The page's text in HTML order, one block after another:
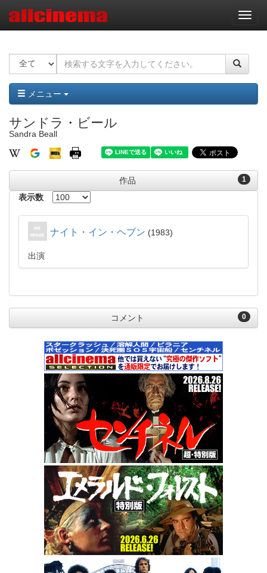
ナ
ビ
ー
ョ
ン
メニュー
サンドラ・ビール
Sandra Beall
1
作品
表示数
ナイト・イン・ヘブン 1983
出演
0
コメント